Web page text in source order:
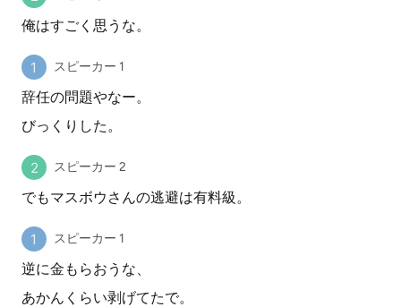
俺はすごく思うな。
スピーカー 1
辞任の問題やなー。
びっくりした。
スピーカー 2
でもマスボウさんの逃避は有料級。
スピーカー 1
逆に金もらおうな、
あかんくらい剥げてたで。